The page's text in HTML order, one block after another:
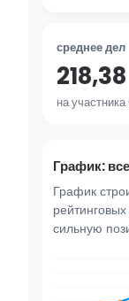
среднее дел
218,38
на
График:
График
сильную